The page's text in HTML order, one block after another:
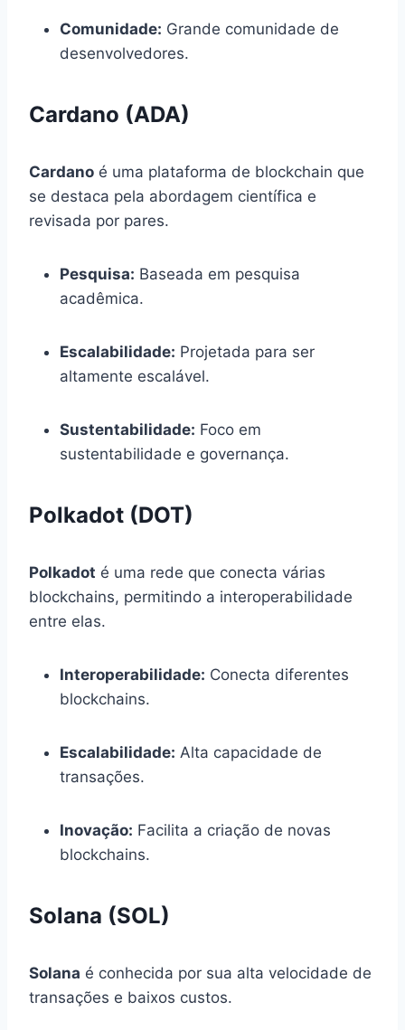
Comunidade: Grande comunidade de
desenvolvedores.
Cardano (ADA)
Cardano é uma plataforma de blockchain que
se destaca pela abordagem científica e
revisada por pares.
Pesquisa: Baseada em pesquisa
acadêmica.
Escalabilidade: Projetada para ser
altamente escalável.
Sustentabilidade: Foco em
sustentabilidade e governança.
Polkadot (DOT)
Polkadot é uma rede que conecta várias
blockchains, permitindo a interoperabilidade
entre elas.
Interoperabilidade: Conecta diferentes
blockchains.
Escalabilidade: Alta capacidade de
transações.
Inovação: Facilita a criação de novas
blockchains.
Solana (SOL)
Solana é conhecida por sua alta velocidade de
transações e baixos custos.